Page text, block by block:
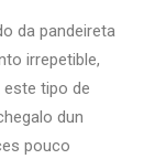
da pandeireta
irrepetible,
tipo de
dun
pouco